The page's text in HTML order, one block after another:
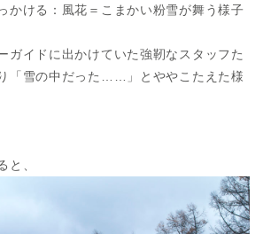
かける：風花＝こまかい粉雪が舞う様子
ガイドに出かけていた強靭なスタッフた
「雪の中だった……」とややこたえた様
と、